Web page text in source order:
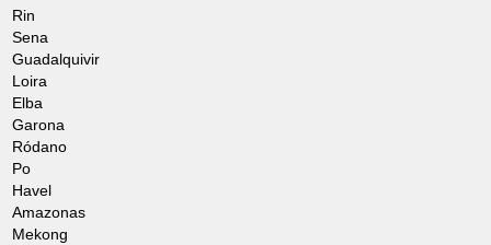
Rin
Sena
Guadalquivir
Loira
Elba
Garona
Ródano
Po
Havel
Amazonas
Mekong